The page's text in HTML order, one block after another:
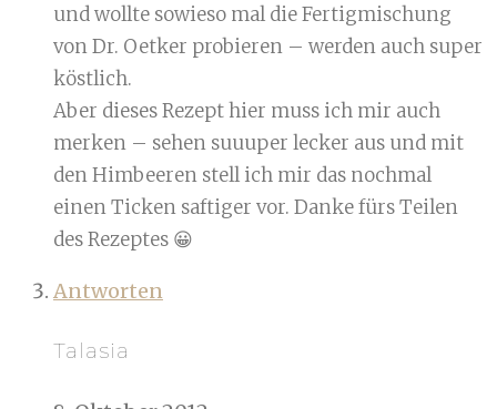
und wollte sowieso mal die Fertigmischung
von Dr. Oetker probieren – werden auch super
köstlich.
Aber dieses Rezept hier muss ich mir auch
merken – sehen suuuper lecker aus und mit
den Himbeeren stell ich mir das nochmal
einen Ticken saftiger vor. Danke fürs Teilen
des Rezeptes 😀
Antworten
Talasia